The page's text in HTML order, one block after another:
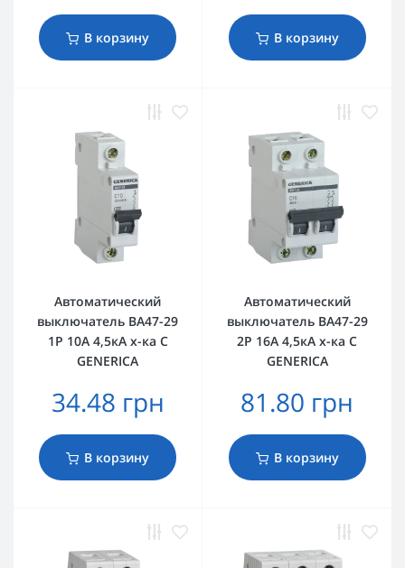
В корзину В корзину
Автоматический
выключатель ВА47-29
1Р 10А 4,5кА х-ка C
GENERICA
34.48 грн
В корзину
Автоматический
выключатель ВА47-29
2Р 16А 4,5кА х-ка C
GENERICA
81.80 грн
В корзину